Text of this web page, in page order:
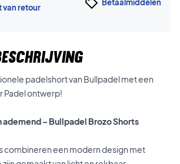
van retour
Betaalmiddelen
padelshort van Bullpadel met een
Padel ontwerp!
– Bullpadel Brozo Shorts
combineren een modern design met